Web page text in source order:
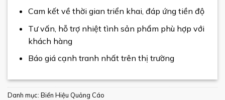
Cam kết về thời gian triển khai, đáp ứng tiền độ
Tư vấn, hỗ trợ nhiệt tình sản phẩm phù hợp với
khách hàng
Báo giá cạnh tranh nhất trên thị trường
Danh mục: Biển Hiệu Quảng Cáo